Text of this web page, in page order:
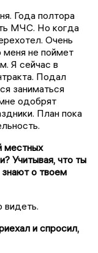
Года полтора
МЧС. Но когда
Очень
меня не поймет
Я сейчас в
Подал
заниматься
одобрят
План пока
местных
Учитывая, что ты
знают о твоем
видеть.
и спросил,